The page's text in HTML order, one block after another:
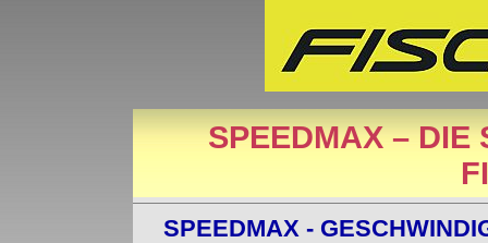
SPEEDMAX – DIE
SPEEDMAX -